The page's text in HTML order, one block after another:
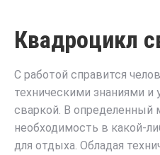
Квадроцикл
С работой справится
техническими знаниями
сваркой. В определенный
необходимость в какой-
для отдыха. Обладая